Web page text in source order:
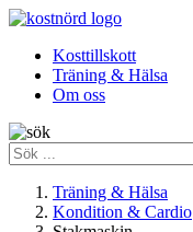
Kosttillskott
Träning & Hälsa
Om oss
Träning & Hälsa
Kondition & Cardio